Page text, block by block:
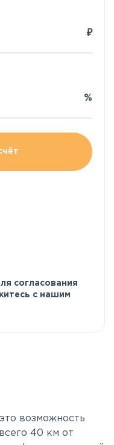
₽
%
согласования
с нашим
возможность
40 км от